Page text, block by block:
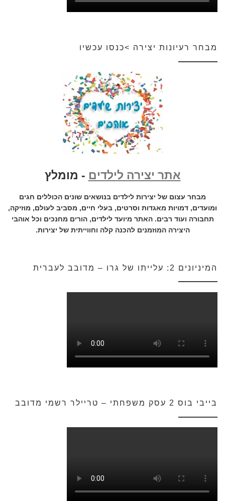
מבחר רעיונות יצירה >כנסו עכשיו
אתר יצירה לילדים - מומלץ
מבחר עצום של יצירות לילדים בנושאים שונים הכוללים חגים
ומועדים, דמויות מאגדות וסרטים, בעלי חיים, מסביב לעולם, מוזיקה,
תחבורה ועוד רבים. האתר מיועד לילדים, הורים מחנכים וכל אוהבי
היצירה המוזמנים להכנה קלה וחווייתית של יצירות.
המיניונים 2: עלייתו של גרו – מדובב לעברית
בייבי בוס 2 עסק משפחתי – טריילר רשמי מדובב